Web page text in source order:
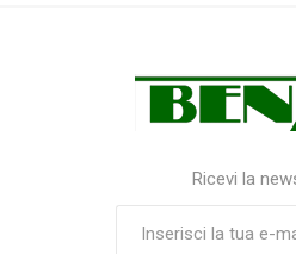
Ricevi la